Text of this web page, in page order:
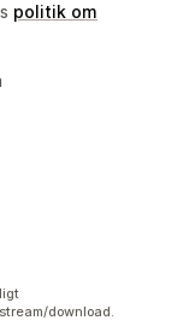
politik om
download.